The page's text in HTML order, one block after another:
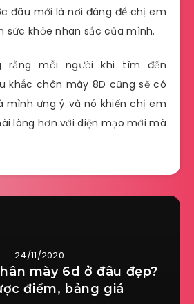
đâu mới là nơi đáng để chị em
sức khỏe nhan sắc của mình.
rằng mỗi người khi tìm đến
khắc chân mày 8D cũng sẽ có
mình ưng ý và nó khiến chị em
lòng hơn với diện mạo mới mà
24/11/2020
mày 6d ở đâu đẹp?
điểm, bảng giá